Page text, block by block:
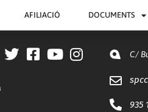
AFILIACIÓ DOCUMENTS
C/
935